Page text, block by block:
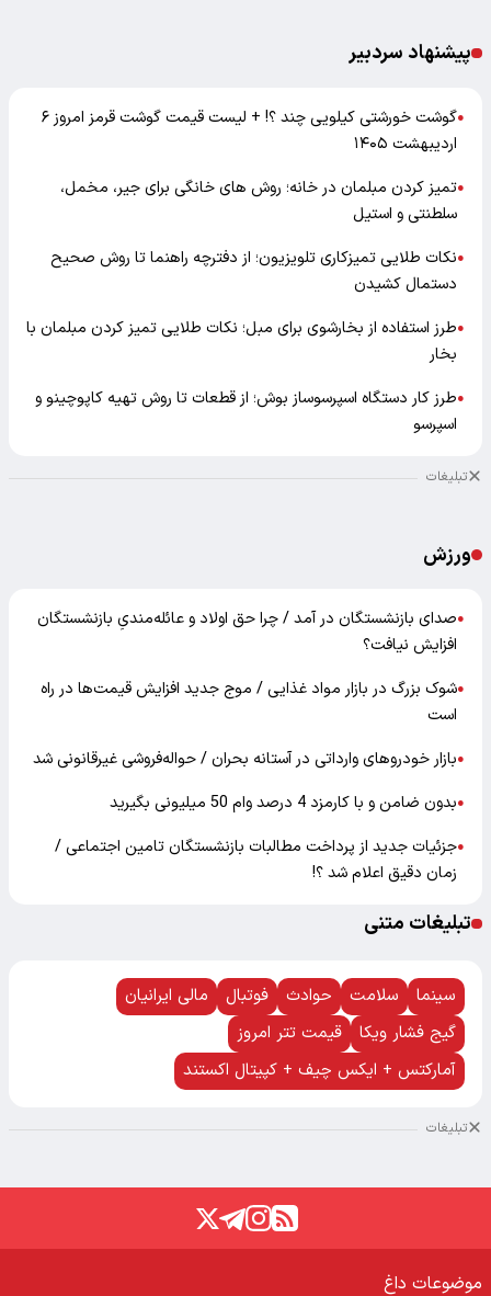
پیشنهاد سردبیر
●
گوشت خورشتی کیلویی چند ؟! + لیست قیمت گوشت قرمز امروز ۶
اردیبهشت ۱۴۰۵
●تمیز کردن مبلمان در خانه؛ روش های خانگی برای جیر، مخمل،
سلطنتی و استیل
●نکات طلایی تمیزکاری تلویزیون؛ از دفترچه راهنما تا روش صحیح
دستمال کشیدن
●طرز استفاده از بخارشوی برای مبل؛ نکات طلایی تمیز کردن مبلمان با
بخار
●طرز کار دستگاه اسپرسوساز بوش؛ از قطعات تا روش تهیه کاپوچینو و
اسپرسو
تبلیغات
ورزش
●صدای بازنشستگان در آمد / چرا حق اولاد و عائله‌مندیِ بازنشستگان
افزایش نیافت؟
●شوک بزرگ در بازار مواد غذایی / موج جدید افزایش قیمت‌ها در راه
است
●بازار خودرو‌های وارداتی در آستانه بحران / حواله‌فروشی غیرقانونی شد
●بدون ضامن و با کارمزد 4 درصد وام 50 میلیونی بگیرید
●جزئیات جدید از پرداخت مطالبات بازنشستگان تامین اجتماعی /
زمان دقیق اعلام شد ؟!
تبلیغات متنی
سینما سلامت حوادث فوتبال
مالی ایرانیان
گیج فشار ویکا
قیمت تتر امروز
آمارکتس + ایکس چیف + کپیتال اکستند
تبلیغات
موضوعات داغ